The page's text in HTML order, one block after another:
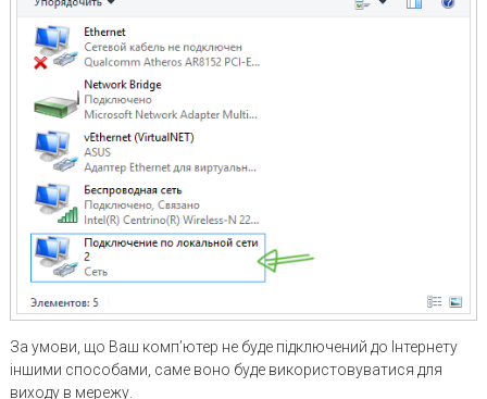
За умови, що Ваш комп’ютер не буде підключений до Інтернету
іншими способами, саме воно буде використовуватися для
виходу в мережу.